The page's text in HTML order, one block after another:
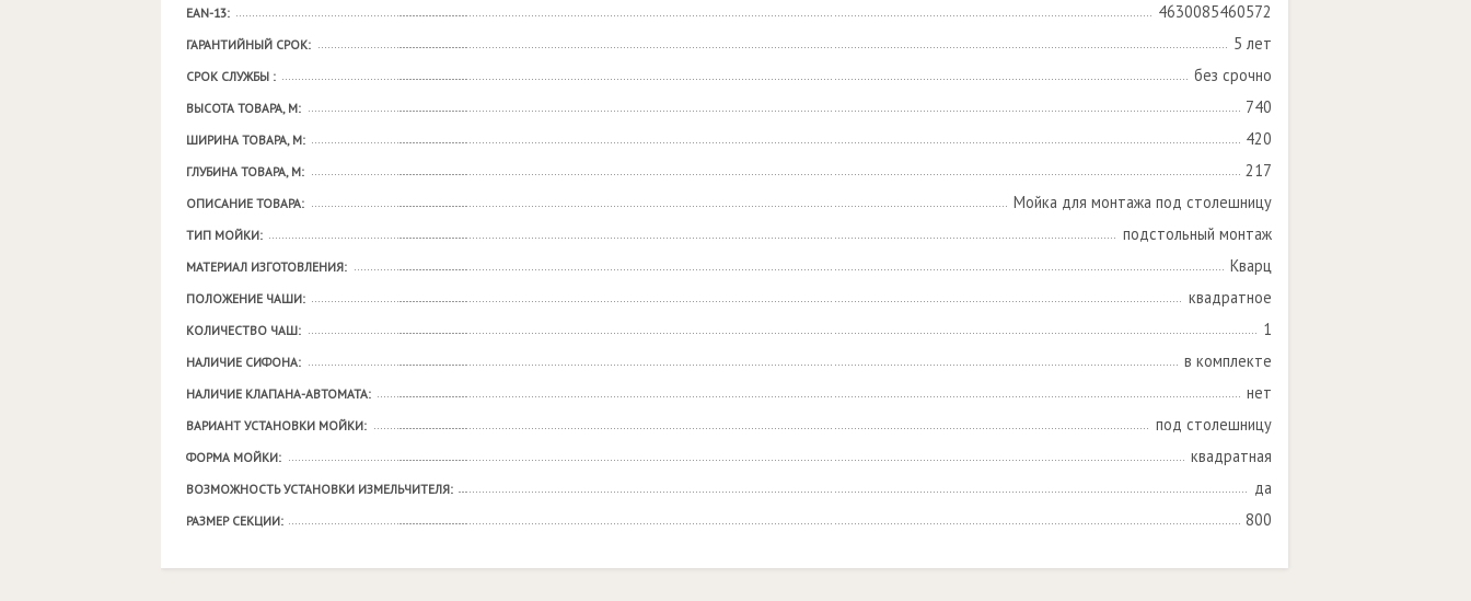
EAN-13: 4630085460572
ГАРАНТИЙНЫЙ СРОК: 5 лет
СРОК СЛУЖБЫ : без срочно
ВЫСОТА ТОВАРА, М: 740
ШИРИНА ТОВАРА, М: 420
ГЛУБИНА ТОВАРА, М: 217
ОПИСАНИЕ ТОВАРА: Мойка для монтажа под столешницу
ТИП МОЙКИ: подстольный монтаж
МАТЕРИАЛ ИЗГОТОВЛЕНИЯ: Кварц
ПОЛОЖЕНИЕ ЧАШИ: квадратное
КОЛИЧЕСТВО ЧАШ: 1
НАЛИЧИЕ СИФОНА: в комплекте
НАЛИЧИЕ КЛАПАНА-АВТОМАТА: нет
ВАРИАНТ УСТАНОВКИ МОЙКИ: под столешницу
ФОРМА МОЙКИ: квадратная
ВОЗМОЖНОСТЬ УСТАНОВКИ ИЗМЕЛЬЧИТЕЛЯ: да
РАЗМЕР СЕКЦИИ: 800